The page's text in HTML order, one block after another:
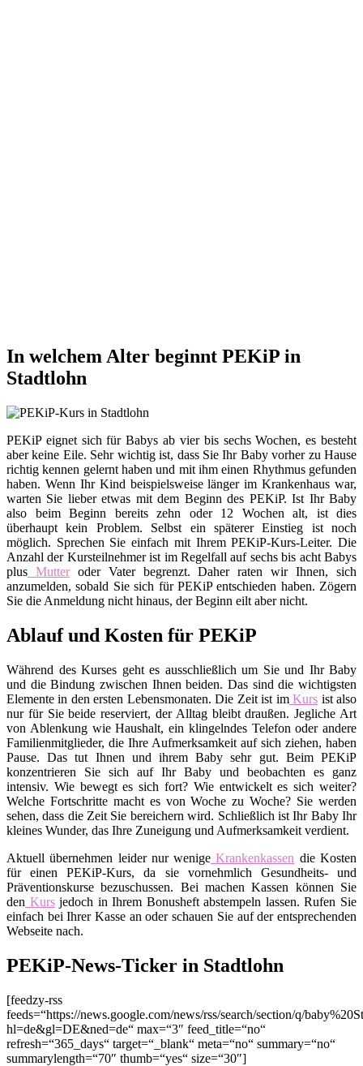
In welchem Alter beginnt PEKiP in
Stadtlohn
PEKiP eignet sich für Babys ab vier bis sechs Wochen, es besteht
aber keine Eile. Sehr wichtig ist, dass Sie Ihr Baby vorher zu Hause
richtig kennen gelernt haben und mit ihm einen Rhythmus gefunden
haben. Wenn Ihr Kind beispielsweise länger im Krankenhaus war,
warten Sie lieber etwas mit dem Beginn des PEKiP. Ist Ihr Baby
also beim Beginn bereits zehn oder 12 Wochen alt, ist dies
überhaupt kein Problem. Selbst ein späterer Einstieg ist noch
möglich. Sprechen Sie einfach mit Ihrem PEKiP-Kurs-Leiter. Die
Anzahl der Kursteilnehmer ist im Regelfall auf sechs bis acht Babys
plus Mutteroder Vater begrenzt. Daher raten wir Ihnen, sich
anzumelden, sobald Sie sich für PEKiP entschieden haben. Zögern
Sie die Anmeldung nicht hinaus, der Beginn eilt aber nicht.
Ablauf und Kosten für PEKiP
Während des Kurses geht es ausschließlich um Sie und Ihr Baby
und die Bindung zwischen Ihnen beiden. Das sind die wichtigsten
Elemente in den ersten Lebensmonaten. Die Zeit ist imKurs ist also
nur für Sie beide reserviert, der Alltag bleibt draußen. Jegliche Art
von Ablenkung wie Haushalt, ein klingelndes Telefon oder andere
Familienmitglieder, die Ihre Aufmerksamkeit auf sich ziehen, haben
Pause. Das tut Ihnen und ihrem Baby sehr gut. Beim PEKiP
konzentrieren Sie sich auf Ihr Baby und beobachten es ganz
intensiv. Wie bewegt es sich fort? Wie entwickelt es sich weiter?
Welche Fortschritte macht es von Woche zu Woche? Sie werden
sehen, dass die Zeit Sie bereichern wird. Schließlich ist Ihr Baby Ihr
kleines Wunder, das Ihre Zuneigung und Aufmerksamkeit verdient.
Aktuell übernehmen leider nur wenige Krankenkassen die Kosten
für einen PEKiP-Kurs, da sie vornehmlich Gesundheits- und
Präventionskurse bezuschussen. Bei machen Kassen können Sie
den Kursjedoch in Ihrem Bonusheft abstempeln lassen. Rufen Sie
einfach bei Ihrer Kasse an oder schauen Sie auf der entsprechenden
Webseite nach.
PEKiP-News-Ticker in Stadtlohn
[feedzy-rss
feeds=“https://news.google.com/news/rss/search/section/q/
hl=de&gl=DE&ned=de“ max=“3″ feed_title=“no“
refresh=“365_days“ target=“_blank“ meta=“no“ summary=“no“
summarylength=“70″ thumb=“yes“ size=“30″]